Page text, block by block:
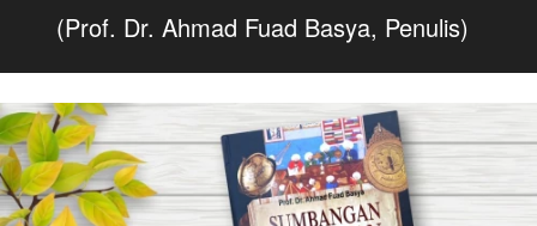
(Prof. Dr. Ahmad Fuad Basya, Penulis)